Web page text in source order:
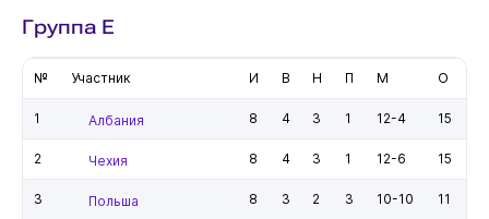
Группа E
№ Участник И В Н П М О
1 Албания 8 4 3 1 12-4 15
2 Чехия 8 4 3 1 12-6 15
3 Польша 8 3 2 3 10-10 11